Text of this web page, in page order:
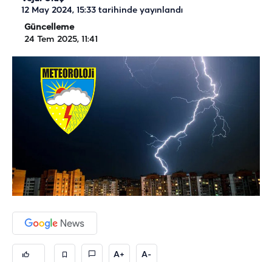
12 May 2024, 15:33 tarihinde yayınlandı
Güncelleme
24 Tem 2025, 11:41
A+ A-